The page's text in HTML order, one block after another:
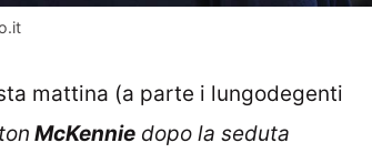
mattina (a parte i lungodegenti
McKennie dopo la seduta